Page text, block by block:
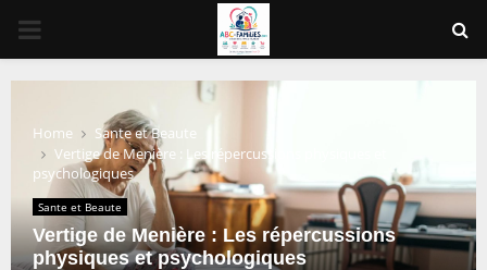
PRIMARY
MENU
Home
Sante et Beaute
Vertige de Menière : Les répercussions physiques et
psychologiques
Sante et Beaute
Vertige de Menière : Les répercussions
physiques et psychologiques